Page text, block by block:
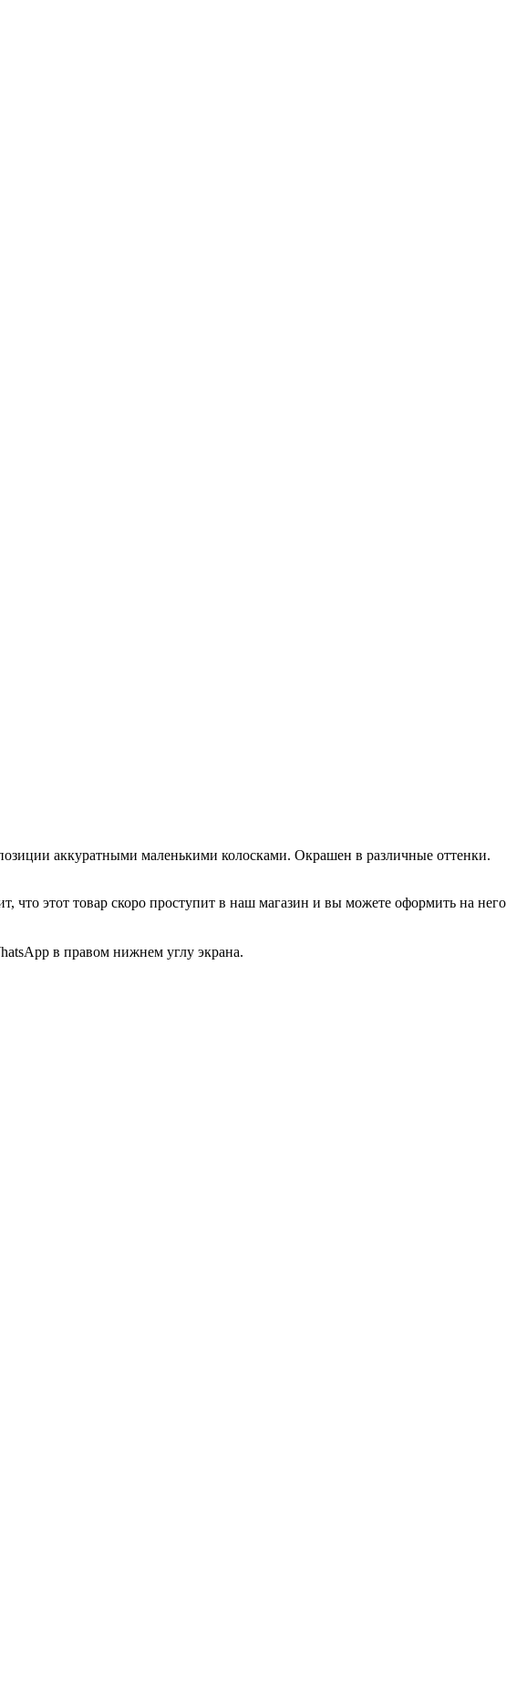
аккуратными маленькими колосками. Окрашен в различные оттенки.
что этот товар скоро проступит в наш магазин и вы можете оформить на него
в правом нижнем углу экрана.